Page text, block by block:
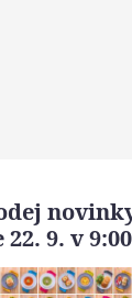
9. v 9:00